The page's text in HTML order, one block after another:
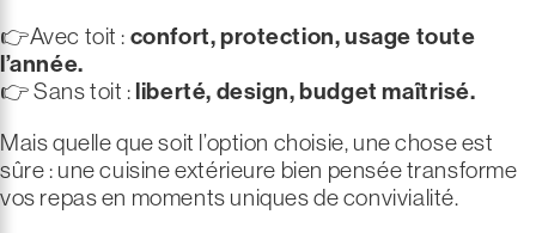
👉Avec toit : confort, protection, usage toute
l’année.
👉 Sans toit : liberté, design, budget maîtrisé.
Mais quelle que soit l’option choisie, une chose est
sûre : une cuisine extérieure bien pensée transforme
vos repas en moments uniques de convivialité.